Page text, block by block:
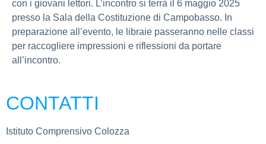
con i giovani lettori. L’incontro si terrà il 6 maggio 2025
presso la Sala della Costituzione di Campobasso. In
preparazione all’evento, le libraie passeranno nelle classi
per raccogliere impressioni e riflessioni da portare
all’incontro.
CONTATTI
Istituto Comprensivo Colozza